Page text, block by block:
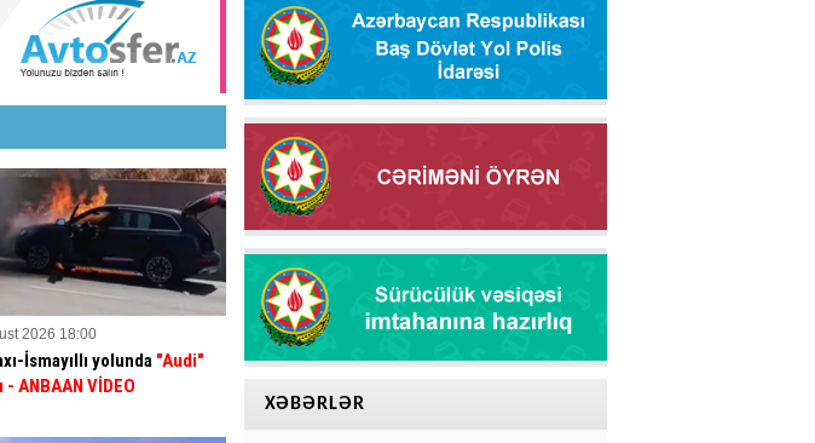
2026 18:00
İsmayıllı yolunda "Audi"
- ANBAAN VİDEO
XƏBƏRLƏR